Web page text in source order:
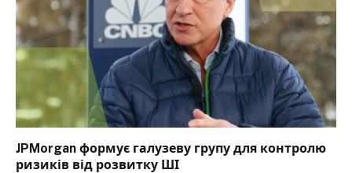
JPMorgan формує галузеву групу для контролю
ризиків від розвитку ШІ